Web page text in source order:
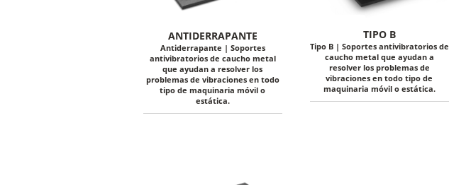
ANTIDERRAPANTE
Antiderrapante | Soportes
antivibratorios de caucho metal
que ayudan a resolver los
problemas de vibraciones en todo
tipo de maquinaria móvil o
estática.
TIPO B
Tipo B | Soportes antivibratorios de
caucho metal que ayudan a
resolver los problemas de
vibraciones en todo tipo de
maquinaria móvil o estática.